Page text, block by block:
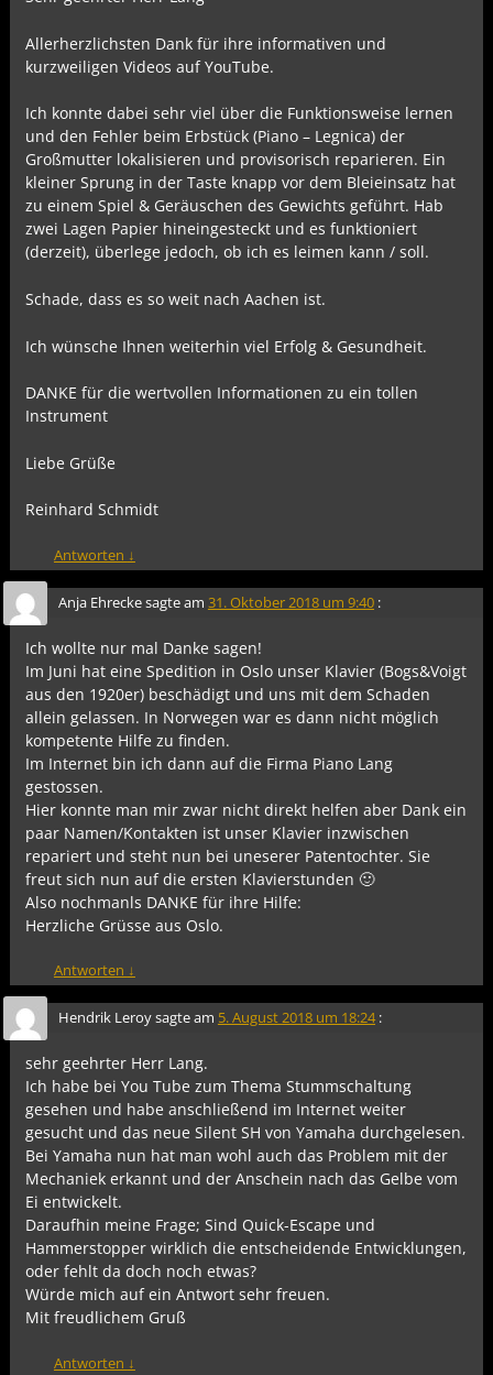
Allerherzlichsten Dank für ihre informativen und
kurzweiligen Videos auf YouTube.
Ich konnte dabei sehr viel über die Funktionsweise lernen
und den Fehler beim Erbstück (Piano – Legnica) der
Großmutter lokalisieren und provisorisch reparieren. Ein
kleiner Sprung in der Taste knapp vor dem Bleieinsatz hat
zu einem Spiel & Geräuschen des Gewichts geführt. Hab
zwei Lagen Papier hineingesteckt und es funktioniert
(derzeit), überlege jedoch, ob ich es leimen kann / soll.
Schade, dass es so weit nach Aachen ist.
Ich wünsche Ihnen weiterhin viel Erfolg & Gesundheit.
DANKE für die wertvollen Informationen zu ein tollen
Instrument
Liebe Grüße
Reinhard Schmidt
Antworten ↓
Anja Ehreckesagte am 31. Oktober 2018 um 9:40 :
Ich wollte nur mal Danke sagen!
Im Juni hat eine Spedition in Oslo unser Klavier (Bogs&Voigt
aus den 1920er) beschädigt und uns mit dem Schaden
allein gelassen. In Norwegen war es dann nicht möglich
kompetente Hilfe zu finden.
Im Internet bin ich dann auf die Firma Piano Lang
gestossen.
Hier konnte man mir zwar nicht direkt helfen aber Dank ein
paar Namen/Kontakten ist unser Klavier inzwischen
repariert und steht nun bei uneserer Patentochter. Sie
freut sich nun auf die ersten Klavierstunden 🙂
Also nochmanls DANKE für ihre Hilfe:
Herzliche Grüsse aus Oslo.
Antworten ↓
Hendrik Leroysagte am 5. August 2018 um 18:24 :
sehr geehrter Herr Lang.
Ich habe bei You Tube zum Thema Stummschaltung
gesehen und habe anschließend im Internet weiter
gesucht und das neue Silent SH von Yamaha durchgelesen.
Bei Yamaha nun hat man wohl auch das Problem mit der
Mechaniek erkannt und der Anschein nach das Gelbe vom
Ei entwickelt.
Daraufhin meine Frage; Sind Quick-Escape und
Hammerstopper wirklich die entscheidende Entwicklungen,
oder fehlt da doch noch etwas?
Würde mich auf ein Antwort sehr freuen.
Mit freudlichem Gruß
Antworten ↓